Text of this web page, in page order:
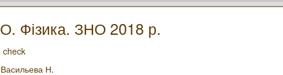
Фізика. ЗНО 2018 р.
check
Васильева Н.